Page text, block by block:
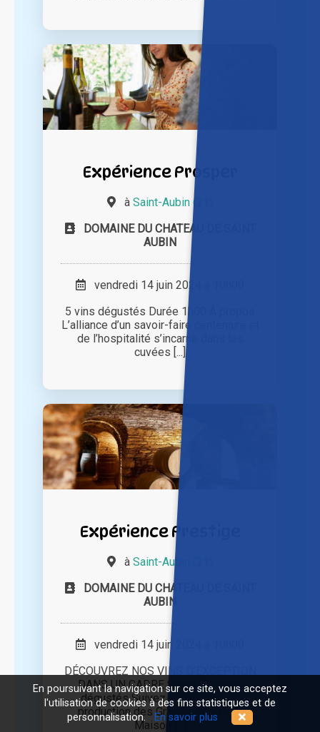
Expérience Prosper
à Saint-Aubin (21)
DOMAINE DU CHATEAU DE SAINT
AUBIN
vendredi 14 juin 2024 à 10h00
5 vins dégustés Durée 1h00 À propos
L’alliance d’un savoir-faire centenaire et
de l’hospitalité s’incarne dans les
cuvées [...]
Expérience Prestige
à Saint-Aubin (21)
DOMAINE DU CHATEAU DE SAINT
AUBIN
vendredi 14 juin 2024 à 10h00
DÉCOUVREZ NOS VINS D’EXCEPTION
DANS UN CADRE SOIGNÉ. 6 vins
dégustés Suivez le parcours de
production des Grands Vins de la
Maison [...]
En poursuivant la navigation sur ce site, vous acceptez
l'utilisation de cookies à des fins statistiques et de
personnalisation. En savoir plus